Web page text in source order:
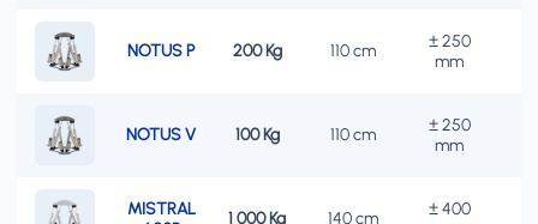
NOTUS P 200 Kg 110 cm
± 250
mm
NOTUS V 100 Kg 110 cm
± 250
mm
MISTRAL
1 000 Kg 140 cm
± 400